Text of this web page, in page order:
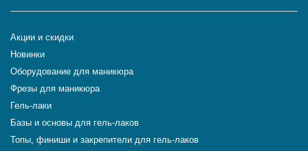
Акции и скидки
Новинки
Оборудование для маникюра
Фрезы для маникюра
Гель-лаки
Базы и основы для гель-лаков
Топы, финиши и закрепители для гель-лаков